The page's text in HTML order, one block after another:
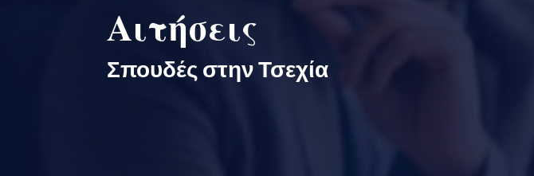
Αιτήσεις
Σπουδές στην Τσεχία